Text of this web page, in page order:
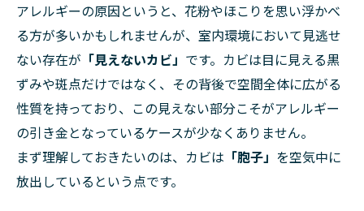
アレルギーの原因というと、花粉やほこりを思い浮かべ
る方が多いかもしれませんが、室内環境において見逃せ
ない存在が 「見えないカビ」 です。カビは目に見える黒
ずみや斑点だけではなく、その背後で空間全体に広がる
性質を持っており、この見えない部分こそがアレルギー
の引き金となっているケースが少なくありません。
まず理解しておきたいのは、カビは 「胞子」 を空気中に
放出しているという点です。